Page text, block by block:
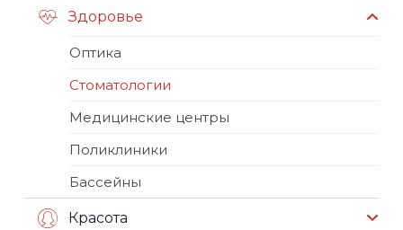
Здоровье
Оптика
Стоматологии
Медицинские центры
Поликлиники
Бассейны
Красота